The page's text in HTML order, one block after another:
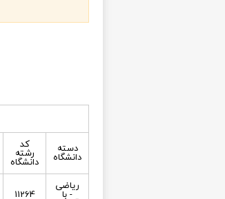
دسته
دانشگاه
کد
رشته
دانشگاه
ریاضی
- با 11264